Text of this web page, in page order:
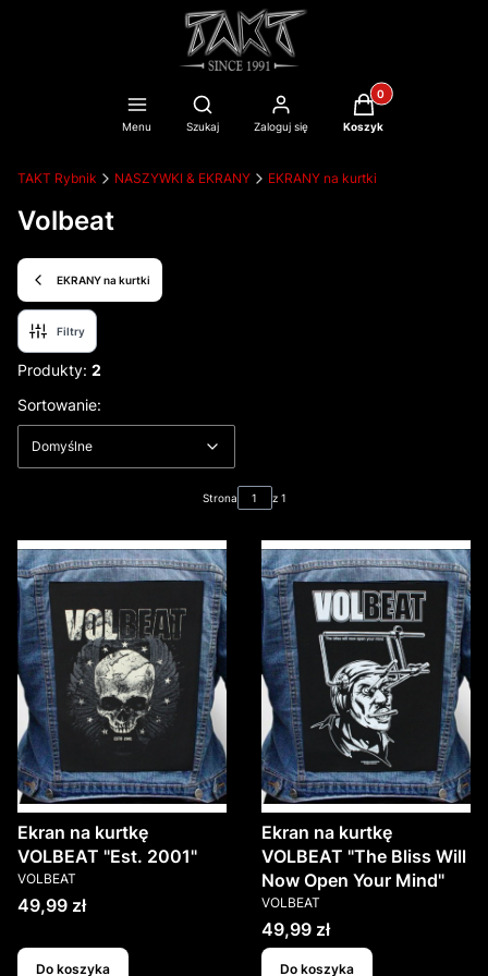
Menu
Otwórz wyszukiwarkę
Szukaj Zaloguj się
Produkty w
Koszyk
TAKT Rybnik NASZYWKI & EKRANY EKRANY na kurtki
Volbeat
EKRANY na kurtki
Filtry
Produkty: 2
Lista produktów
Sortowanie:
Domyślne
Strona z 1
Ekran na kurtkę
VOLBEAT "Est. 2001"
PRODUCENT
VOLBEAT
Cena
49,99 zł
Do koszyka
Ekran na kurtkę
VOLBEAT "The Bliss Will
Now Open Your Mind"
PRODUCENT
VOLBEAT
Cena
49,99 zł
Do koszyka